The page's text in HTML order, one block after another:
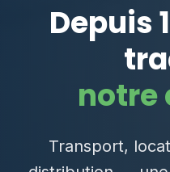
Depuis
notre
Transport,